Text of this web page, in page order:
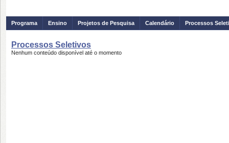
Programa Ensino Projetos de Pesquisa Calendário Processos
Processos Seletivos
Nenhum conteúdo disponível até o momento